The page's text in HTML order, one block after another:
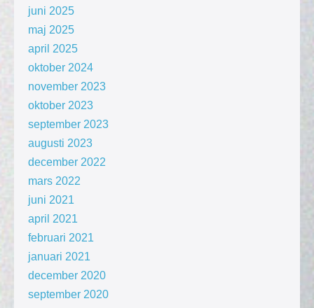
juni 2025
maj 2025
april 2025
oktober 2024
november 2023
oktober 2023
september 2023
augusti 2023
december 2022
mars 2022
juni 2021
april 2021
februari 2021
januari 2021
december 2020
september 2020